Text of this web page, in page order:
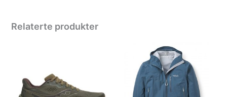
Relaterte produkter